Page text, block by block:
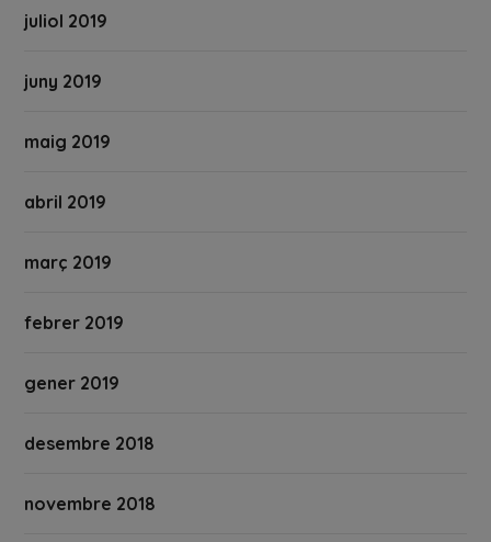
juliol 2019
juny 2019
maig 2019
abril 2019
març 2019
febrer 2019
gener 2019
desembre 2018
novembre 2018